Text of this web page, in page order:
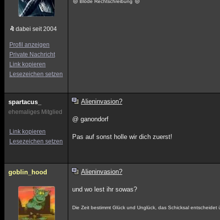
dabei seit 2004
Profil anzeigen
Private Nachricht
Link kopieren
Lesezeichen setzen
Blöde Rechtschreibung
spartacus_
ehemaliges Mitglied
Link kopieren
Lesezeichen setzen
Alieninvasion?
@ ganondorf
Pas auf sonst holle wir dich zuerst!
goblin_hood Alieninvasion?
und wo lest ihr sowas?
Die Zeit bestimmt Glück und Unglück, das Schicksal